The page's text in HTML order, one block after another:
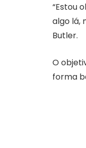
“Estou
algo lá,
Butler.
O
forma